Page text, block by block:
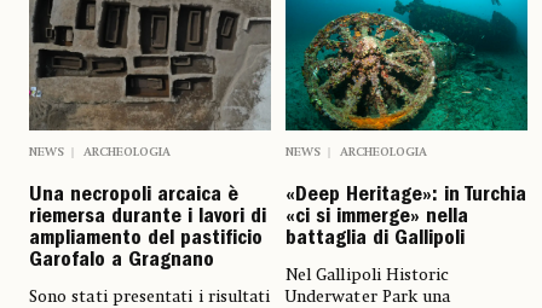
NEWS ARCHEOLOGIA
Una necropoli arcaica è
riemersa durante i lavori di
ampliamento del pastificio
Garofalo a Gragnano
Sono stati presentati i risultati
NEWS ARCHEOLOGIA
«Deep Heritage»: in Turchia
«ci si immerge» nella
battaglia di Gallipoli
Nel Gallipoli Historic
Underwater Park una